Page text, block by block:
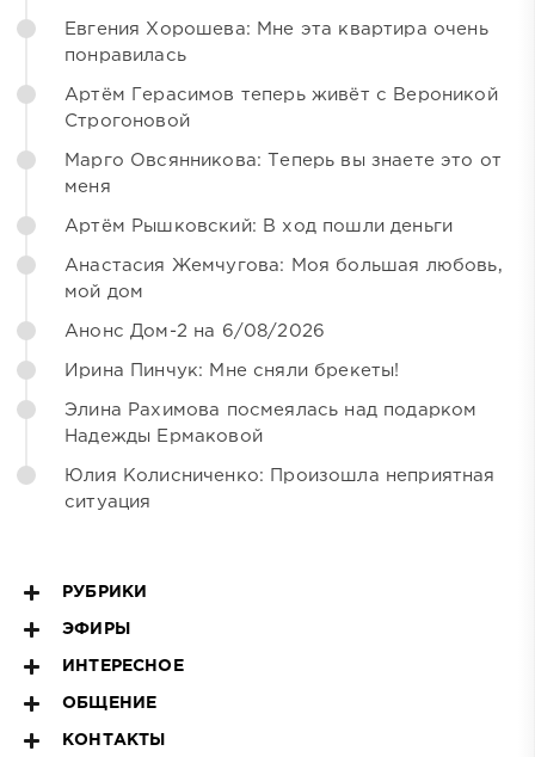
Евгения Хорошева: Мне эта квартира очень
понравилась
Артём Герасимов теперь живёт с Вероникой
Строгоновой
Марго Овсянникова: Теперь вы знаете это от
меня
Артём Рышковский: В ход пошли деньги
Анастасия Жемчугова: Моя большая любовь,
мой дом
Анонс Дом-2 на 6/08/2026
Ирина Пинчук: Мне сняли брекеты!
Элина Рахимова посмеялась над подарком
Надежды Ермаковой
Юлия Колисниченко: Произошла неприятная
ситуация
РУБРИКИ
ЭФИРЫ
ИНТЕРЕСНОЕ
ОБЩЕНИЕ
КОНТАКТЫ